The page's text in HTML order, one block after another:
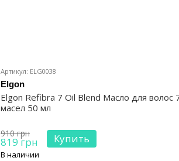
Артикул: ELG0038
Elgon
Elgon Refibra 7 Oil Blend Масло для волос
масел 50 мл
910 грн
819 грн Купить
В наличии